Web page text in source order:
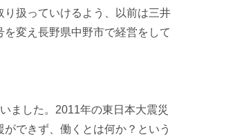
扱っていけるよう、以前は三井
変え長野県中野市で経営をして
ました。2011年の東日本大震災
できず、働くとは何か？という